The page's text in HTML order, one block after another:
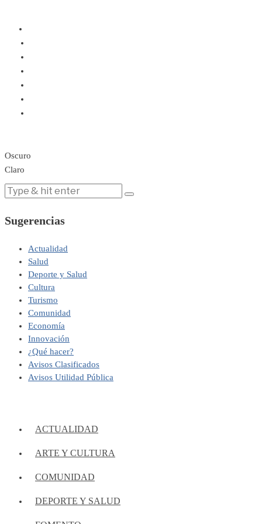
Oscuro
Claro
Sugerencias
Actualidad
Salud
Deporte y Salud
Cultura
Turismo
Comunidad
Economía
Innovación
¿Qué hacer?
Avisos Clasificados
Avisos Utilidad Pública
ACTUALIDAD
ARTE Y CULTURA
COMUNIDAD
DEPORTE Y SALUD